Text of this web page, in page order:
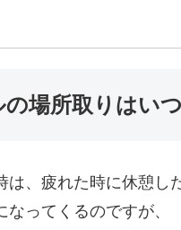
場所取りはい
、疲れた時に休憩し
ってくるのですが、